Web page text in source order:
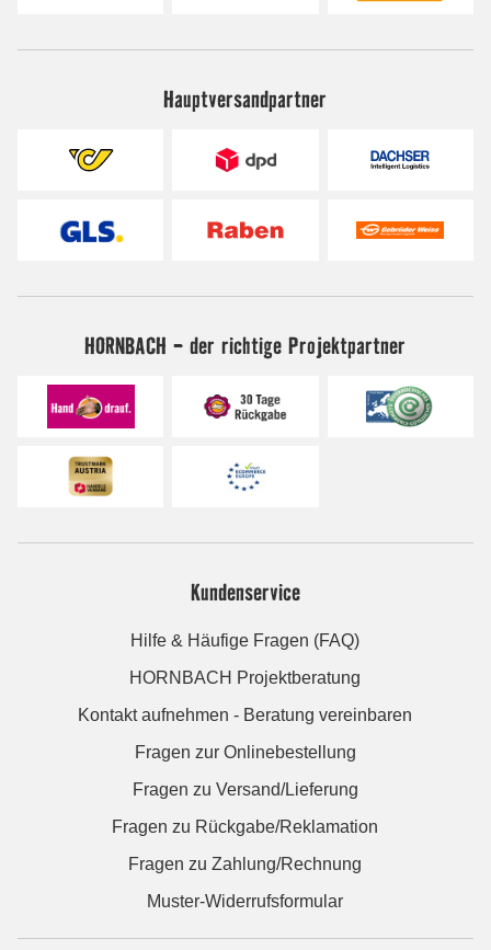
Hauptversandpartner
HORNBACH - der richtige Projektpartner
Kundenservice
Hilfe & Häufige Fragen (FAQ)
HORNBACH Projektberatung
Kontakt aufnehmen - Beratung vereinbaren
Fragen zur Onlinebestellung
Fragen zu Versand/Lieferung
Fragen zu Rückgabe/Reklamation
Fragen zu Zahlung/Rechnung
Muster-Widerrufsformular